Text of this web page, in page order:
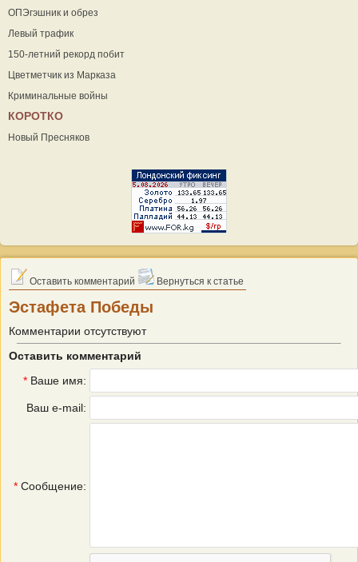
ОПЭгэшник и обрез
Левый трафик
150-летний рекорд побит
Цветметчик из Марказа
Криминальные войны
КОРОТКО
Новый Пресняков
Оставить комментарий Вернуться к статье
Эстафета Победы
Комментарии отсутствуют
Оставить комментарий
* Ваше имя:
Ваш e-mail:
* Сообщение: